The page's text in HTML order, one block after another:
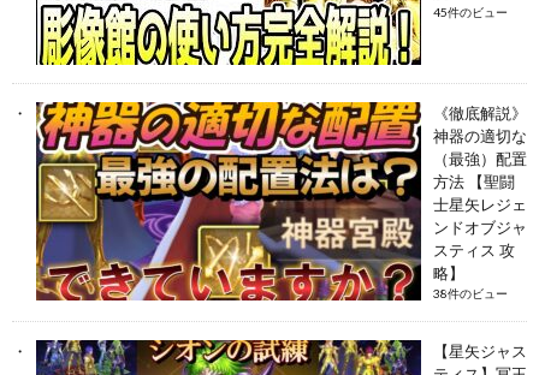
45件のビュー
《徹底解説》
神器の適切な
（最強）配置
方法 【聖闘
士星矢レジェ
ンドオブジャ
スティス 攻
略】
38件のビュー
【星矢ジャス